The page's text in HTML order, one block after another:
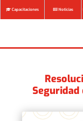
Capacitaciones Noticias
Seguridad